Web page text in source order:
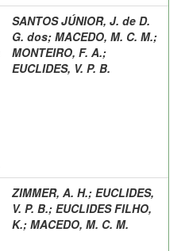
SANTOS JÚNIOR, J. de D.
G. dos; MACEDO, M. C. M.;
MONTEIRO, F. A.;
EUCLIDES, V. P. B.
ZIMMER, A. H.; EUCLIDES,
V. P. B.; EUCLIDES FILHO,
K.; MACEDO, M. C. M.